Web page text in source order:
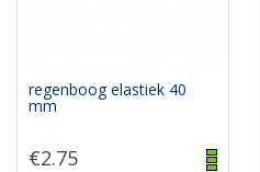
regenboog elastiek 40
mm
€2.75